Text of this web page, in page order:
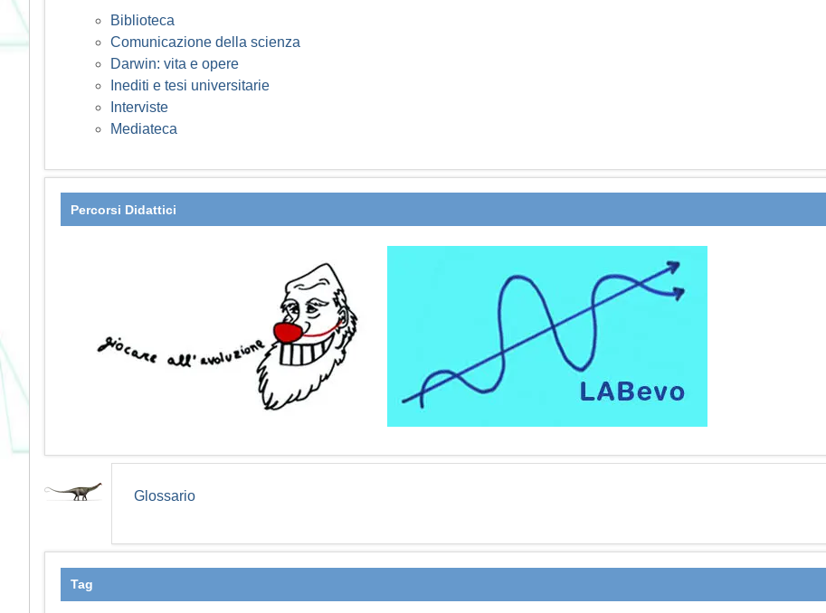
Biblioteca
Comunicazione della scienza
Darwin: vita e opere
Inediti e tesi universitarie
Interviste
Mediateca
Percorsi Didattici
Glossario
Tag